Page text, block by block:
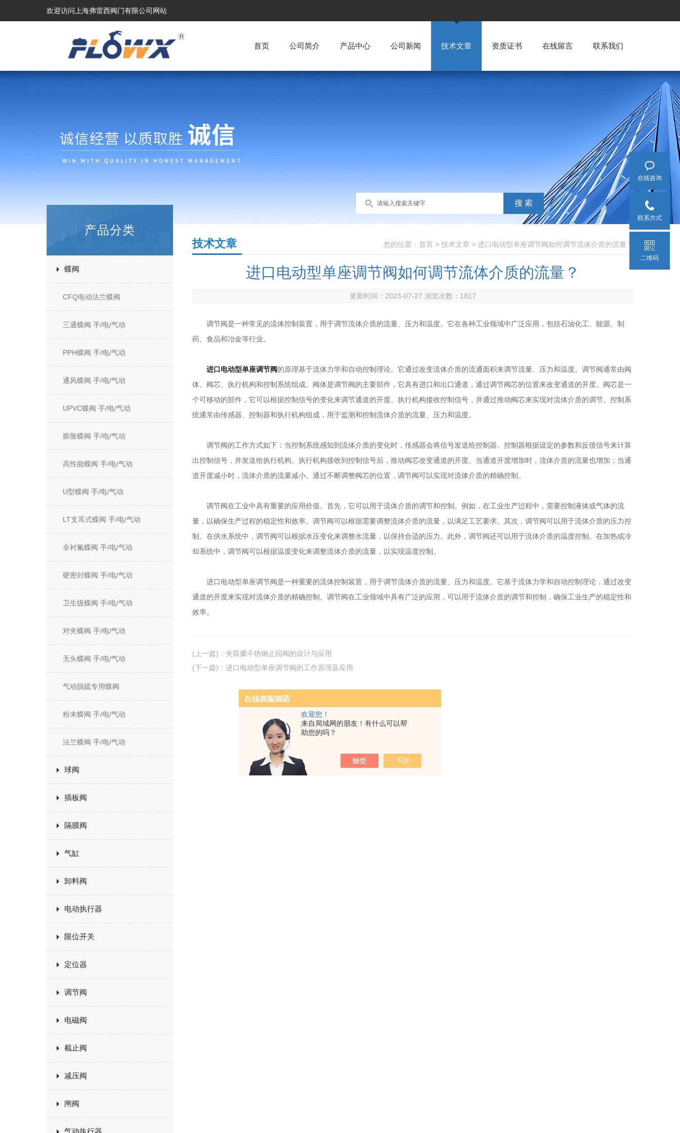
欢迎您！
来自局域网的朋友！有什么可以帮
助您的吗？
欢迎访问上海弗雷西阀门有限公司网站
首页 公司简介 产品中心 公司新闻 技术文章 资质证书 在线留言 联系我们
产品分类
蝶阀
CFQ电动法兰蝶阀
三通蝶阀 手/电/气动
PPH蝶阀 手/电/气动
通风蝶阀 手/电/气动
UPVC蝶阀 手/电/气动
膨胀蝶阀 手/电/气动
高性能蝶阀 手/电/气动
U型蝶阀 手/电/气动
LT支耳式蝶阀 手/电/气动
全衬氟蝶阀 手/电/气动
硬密封蝶阀 手/电/气动
卫生级蝶阀 手/电/气动
对夹蝶阀 手/电/气动
无头蝶阀 手/电/气动
气动脱硫专用蝶阀
粉末蝶阀 手/电/气动
法兰蝶阀 手/电/气动
球阀
插板阀
隔膜阀
气缸
卸料阀
电动执行器
限位开关
定位器
调节阀
电磁阀
截止阀
减压阀
闸阀
气动执行器
您的位置： 首页 > 技术文章 > 进口电动型单座调节阀如何调节流体介质的流量？
技术文章
进口电动型单座调节阀如何调节流体介质的流量？
更新时间：2023-07-27 浏览次数： 1817
调节阀是一种常见的流体控制装置，用于调节流体介质的流量、压力和温度。它在各种工业领域中广泛应用，包括石油化工、能源、制
药、食品和冶金等行业。
进口电动型单座调节阀的原理基于流体力学和自动控制理论。它通过改变流体介质的流通面积来调节流量、压力和温度。调节阀通常由阀
体、阀芯、执行机构和控制系统组成。阀体是调节阀的主要部件，它具有进口和出口通道，通过调节阀芯的位置来改变通道的开度。阀芯是一
个可移动的部件，它可以根据控制信号的变化来调节通道的开度。执行机构接收控制信号，并通过推动阀芯来实现对流体介质的调节。控制系
统通常由传感器、控制器和执行机构组成，用于监测和控制流体介质的流量、压力和温度。
调节阀的工作方式如下：当控制系统感知到流体介质的变化时，传感器会将信号发送给控制器。控制器根据设定的参数和反馈信号来计算
出控制信号，并发送给执行机构。执行机构接收到控制信号后，推动阀芯改变通道的开度。当通道开度增加时，流体介质的流量也增加；当通
道开度减小时，流体介质的流量减小。通过不断调整阀芯的位置，调节阀可以实现对流体介质的精确控制。
调节阀在工业中具有重要的应用价值。首先，它可以用于流体介质的调节和控制。例如，在工业生产过程中，需要控制液体或气体的流
量，以确保生产过程的稳定性和效率。调节阀可以根据需要调整流体介质的流量，以满足工艺要求。其次，调节阀可以用于流体介质的压力控
制。在供水系统中，调节阀可以根据水压变化来调整水流量，以保持合适的压力。此外，调节阀还可以用于流体介质的温度控制。在加热或冷
却系统中，调节阀可以根据温度变化来调整流体介质的流量，以实现温度控制。
进口电动型单座调节阀是一种重要的流体控制装置，用于调节流体介质的流量、压力和温度。它基于流体力学和自动控制理论，通过改变
通道的开度来实现对流体介质的精确控制。调节阀在工业领域中具有广泛的应用，可以用于流体介质的调节和控制，确保工业生产的稳定性和
效率。
(上一篇) ： 夹双瓣不锈钢止回阀的设计与应用
(下一篇) ： 进口电动型单座调节阀的工作原理及应用
在线咨询
联系方式
二维码